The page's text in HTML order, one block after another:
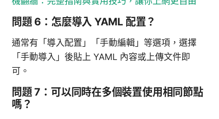
問題 6：怎麼導入 YAML 配置？
通常有「導入配置」「手動編輯」等選項，選擇
「手動導入」後貼上 YAML 內容或上傳文件即
可。
問題 7：可以同時在多個裝置使用相同節點
嗎？